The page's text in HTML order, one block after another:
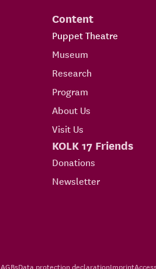
Content
Puppet Theatre
Museum
Research
Program
About Us
Visit Us
KOLK 17 Friends
Donations
Newsletter
AGBsData protection declarationImprint